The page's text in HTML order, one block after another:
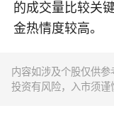
的成交量比较关
金热情度较高。
内容如涉及个股仅供参
投资有风险，入市须谨